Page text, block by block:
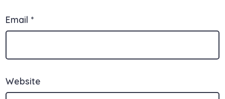
Email *
Website